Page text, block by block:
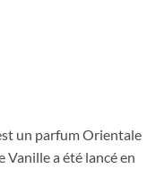
un parfum Orientale
a été lancé en